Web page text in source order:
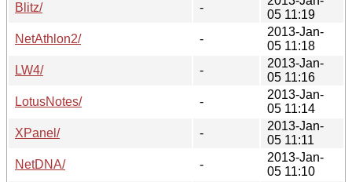
Blitz/
-
05 11:19
NetAthlon2/
-
2013-Jan-
05 11:18
LW4/
-
2013-Jan-
05 11:16
LotusNotes/
-
2013-Jan-
05 11:14
XPanel/
-
2013-Jan-
05 11:11
NetDNA/
-
2013-Jan-
05 11:10